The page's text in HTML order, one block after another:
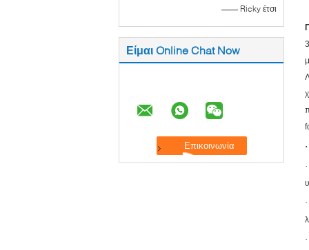
—— Ricky έτσι
Είμαι Online Chat Now
·
·
·
·